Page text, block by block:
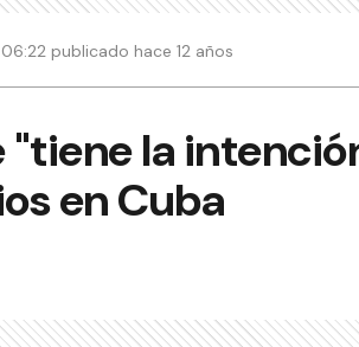
publicado hace 12 años
"tiene la
en Cuba